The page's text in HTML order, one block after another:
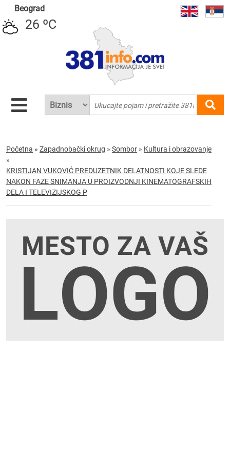
Beograd
26 ºC
Početna » Zapadnobački okrug » Sombor » Kultura i obrazovanje
»
KRISTIJAN VUKOVIĆ PREDUZETNIK DELATNOSTI KOJE SLEDE
NAKON FAZE SNIMANJA U PROIZVODNJI KINEMATOGRAFSKIH
DELA I TELEVIZIJSKOG P